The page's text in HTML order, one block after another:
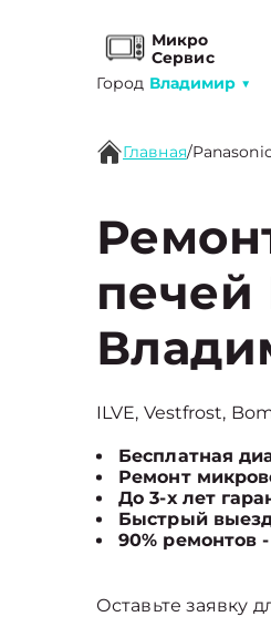
Микро
Сервис
Город Владимир ▼
Главная/Panasonic
печей
ILVE, Vestfrost,
Бесплатная
Ремонт
До 3-х лет
Быстрый
90% ремонтов
Оставьте заявку